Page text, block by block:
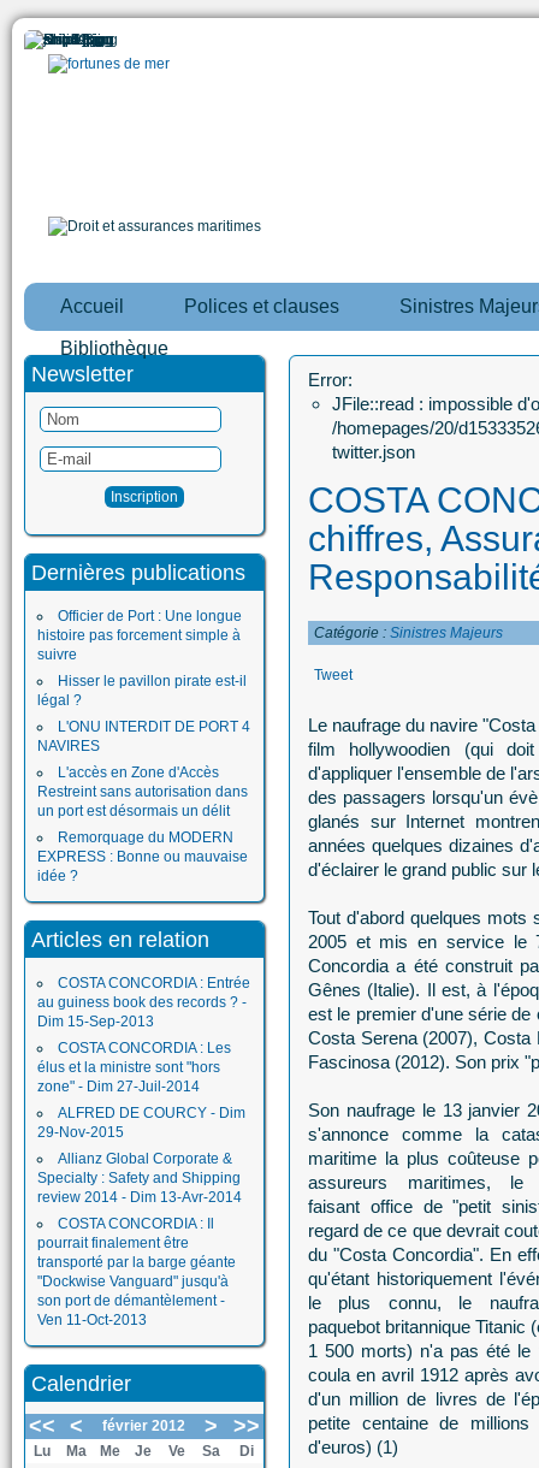
Accueil Polices et clauses Sinistres
Bibliothèque
Newsletter
Dernières publications
Officier de Port : Une longue
histoire pas forcement simple à
suivre
Hisser le pavillon pirate est-il
légal ?
L'ONU INTERDIT DE PORT 4
NAVIRES
L'accès en Zone d'Accès
Restreint sans autorisation dans
un port est désormais un délit
Remorquage du MODERN
EXPRESS : Bonne ou mauvaise
idée ?
Articles en relation
COSTA CONCORDIA : Entrée
au guiness book des records ? -
Dim 15-Sep-2013
COSTA CONCORDIA : Les
élus et la ministre sont "hors
zone" - Dim 27-Juil-2014
ALFRED DE COURCY - Dim
29-Nov-2015
Allianz Global Corporate &
Specialty : Safety and Shipping
review 2014 - Dim 13-Avr-2014
COSTA CONCORDIA : Il
pourrait finalement être
transporté par la barge géante
"Dockwise Vanguard" jusqu'à
son port de démantèlement -
Ven 11-Oct-2013
Calendrier
<<
< février 2012 > >>
Lu Ma Me Je Ve Sa
Di
Error:
JFile::read : impossible
/homepages/20/
twitter.json
COSTA
chiffres,
Catégorie : Sinistres Majeurs
Tweet
Le naufrage du navire
film hollywoodien (qui
d'appliquer l'ensemble de
des passagers lorsqu'un
glanés sur Internet
années quelques dizaines
d'éclairer le grand public sur
Tout d'abord quelques mots
2005 et mis en service le
Concordia a été construit
Gênes (Italie). Il est, à
est le premier d'une série
Costa Serena (2007),
Fascinosa (2012). Son prix
Son naufrage le 13 janvier
s'annonce comme la
maritime la plus coûteuse
assureurs maritimes, le
faisant office de "petit
regard de ce que devrait
du "Costa Concordia". En
qu'étant historiquement
le plus connu, le
paquebot britannique Titanic
1 500 morts) n'a pas été le
coula en avril 1912 après
d'un million de livres de
petite centaine de
d'euros) (1)